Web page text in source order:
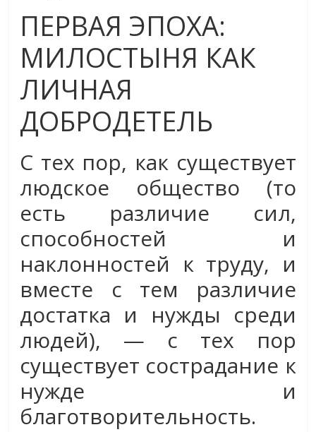
ПЕРВАЯ ЭПОХА:
МИЛОСТЫНЯ КАК
ЛИЧНАЯ
ДОБРОДЕТЕЛЬ
С тех пор, как существует
людское общество (то
есть различие сил,
способностей и
наклонностей к труду, и
вместе с тем различие
достатка и нужды среди
людей), — с тех пор
существует сострадание к
нужде и
благотворительность.